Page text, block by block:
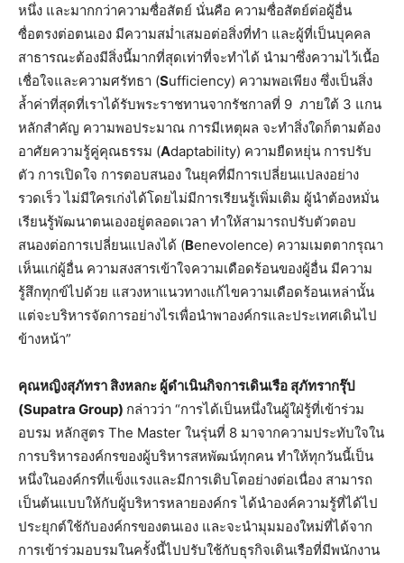
หนึ่ง และมากกว่าความซื่อสัตย์ นั่นคือ ความซื่อสัตย์ต่อผู้อื่น
ซื่อตรงต่อตนเอง มีความสม่ำเสมอต่อสิ่งที่ทำ และผู้ที่เป็นบุคคล
สาธารณะต้องมีสิ่งนี้มากที่สุดเท่าที่จะทำได้ นำมาซึ่งความไว้เนื้อ
เชื่อใจและความศรัทธา (Sufficiency) ความพอเพียง ซึ่งเป็นสิ่ง
ล้ำค่าที่สุดที่เราได้รับพระราชทานจากรัชกาลที่ 9 ภายใต้ 3 แกน
หลักสำคัญ ความพอประมาณ การมีเหตุผล จะทำสิ่งใดก็ตามต้อง
อาศัยความรู้คู่คุณธรรม (Adaptability) ความยืดหยุ่น การปรับ
ตัว การเปิดใจ การตอบสนอง ในยุคที่มีการเปลี่ยนแปลงอย่าง
รวดเร็ว ไม่มีใครเก่งได้โดยไม่มีการเรียนรู้เพิ่มเติม ผู้นำต้องหมั่น
เรียนรู้พัฒนาตนเองอยู่ตลอดเวลา ทำให้สามารถปรับตัวตอบ
สนองต่อการเปลี่ยนแปลงได้ (Benevolence) ความเมตตากรุณา
เห็นแก่ผู้อื่น ความสงสารเข้าใจความเดือดร้อนของผู้อื่น มีความ
รู้สึกทุกข์ไปด้วย แสวงหาแนวทางแก้ไขความเดือดร้อนเหล่านั้น
แต่จะบริหารจัดการอย่างไรเพื่อนำพาองค์กรและประเทศเดินไป
ข้างหน้า”
คุณหญิงสุภัทรา สิงหลกะ ผู้ดำเนินกิจการเดินเรือ สุภัทรากรุ๊ป
(Supatra Group) กล่าวว่า “การได้เป็นหนึ่งในผู้ใฝ่รู้ที่เข้าร่วม
อบรม หลักสูตร The Master ในรุ่นที่ 8 มาจากความประทับใจใน
การบริหารองค์กรของผู้บริหารสหพัฒน์ทุกคน ทำให้ทุกวันนี้เป็น
หนึ่งในองค์กรที่แข็งแรงและมีการเติบโตอย่างต่อเนื่อง สามารถ
เป็นต้นแบบให้กับผู้บริหารหลายองค์กร ได้นำองค์ความรู้ที่ได้ไป
ประยุกต์ใช้กับองค์กรของตนเอง และจะนำมุมมองใหม่ที่ได้จาก
การเข้าร่วมอบรมในครั้งนี้ไปปรับใช้กับธุรกิจเดินเรือที่มีพนักงาน